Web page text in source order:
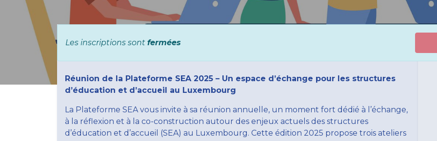
Les inscriptions sont fermées
Réunion de la Plateforme SEA 2025 – Un espace d’échange pour les structures
d’éducation et d’accueil au Luxembourg
La Plateforme SEA vous invite à sa réunion annuelle, un moment fort dédié à l’échange,
à la réflexion et à la co-construction autour des enjeux actuels des structures
d’éducation et d’accueil (SEA) au Luxembourg. Cette édition 2025 propose trois ateliers